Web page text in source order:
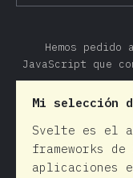
Hemos pedido
JavaScript que
Mi selección
Svelte es el
frameworks
aplicaciones